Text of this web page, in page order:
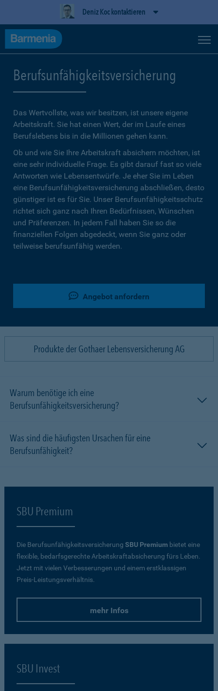
Deniz Koc kontaktieren
Berufsunfähigkeitsversicherung
Das Wertvollste, was wir besitzen, ist unsere eigene
Arbeitskraft. Sie hat einen Wert, der im Laufe eines
Berufslebens bis in die Millionen gehen kann.
Ob und wie Sie Ihre Arbeitskraft absichern möchten, ist
eine sehr individuelle Frage. Es gibt darauf fast so viele
Antworten wie Lebensentwürfe. Je eher Sie im Leben
eine Berufsunfähigkeitsversicherung abschließen, desto
günstiger ist es für Sie. Unser Berufsunfähigkeitsschutz
richtet sich ganz nach Ihren Bedürfnissen, Wünschen
und Präferenzen. In jedem Fall haben Sie so die
finanziellen Folgen abgedeckt, wenn Sie ganz oder
teilweise berufsunfähig werden.
Angebot anfordern
Produkte der Gothaer Lebensversicherung AG
Warum benötige ich eine
Berufsunfähigkeitsversicherung?
Was sind die häufigsten Ursachen für eine
Berufsunfähigkeit?
SBU Premium
Die Berufsunfähigkeitsversicherung SBU Premium bietet eine
flexible, bedarfsgerechte Arbeitskraftabsicherung fürs Leben.
Jetzt mit vielen Verbesserungen und einem erstklassigen
Preis-Leistungsverhältnis.
mehr Infos
SBU Invest